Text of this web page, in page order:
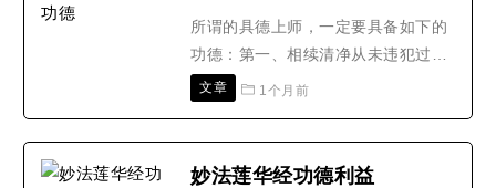
如来、南无观世音菩萨、南无地藏菩
萨、南无安住大地菩萨众、南无..
所谓的具德上师，一定要具备如下的
功德：第一、相续清净从未违犯过外
别解脱戒、内菩萨戒、密三昧耶戒。
法，对经律论三藏的学习系统、细
文章 1个月前
妙法莲华经功德利益